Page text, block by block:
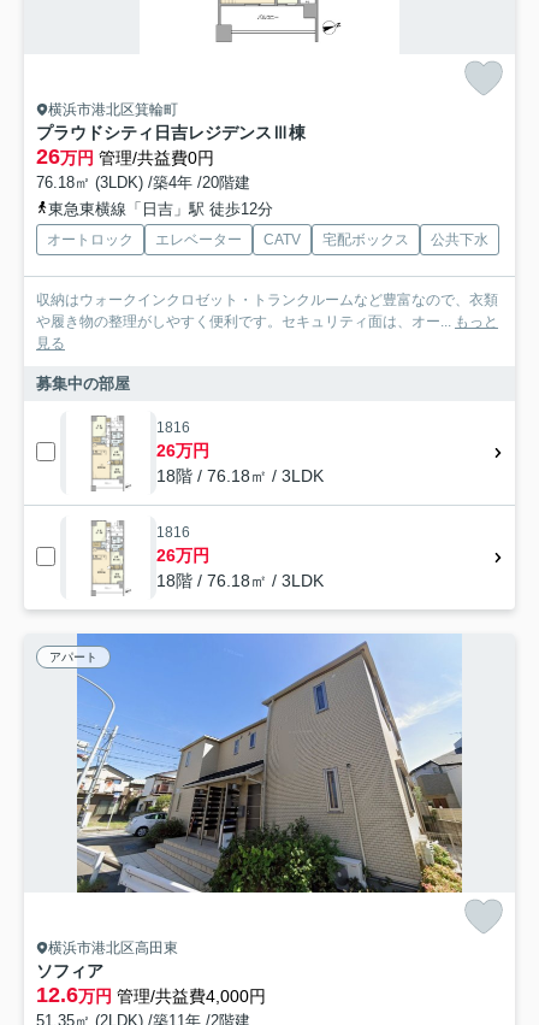
横浜市港北区箕輪町
プラウドシティ日吉レジデンスⅢ棟
26万円 管理/共益費0円
76.18㎡ (3LDK) /築4年 /20階建
東急東横線「日吉」駅 徒歩12分
オートロック エレベーター CATV 宅配ボックス 公共下水
収納はウォークインクロゼット・トランクルームなど豊富なので、衣類
や履き物の整理がしやすく便利です。セキュリティ面は、オー...
もっと
見る
募集中の部屋
1816
26万円
18階 / 76.18㎡ / 3LDK
1816
26万円
18階 / 76.18㎡ / 3LDK
アパート
横浜市港北区高田東
ソフィア
12.6万円 管理/共益費4,000円
51.35㎡ (2LDK) /築11年 /2階建